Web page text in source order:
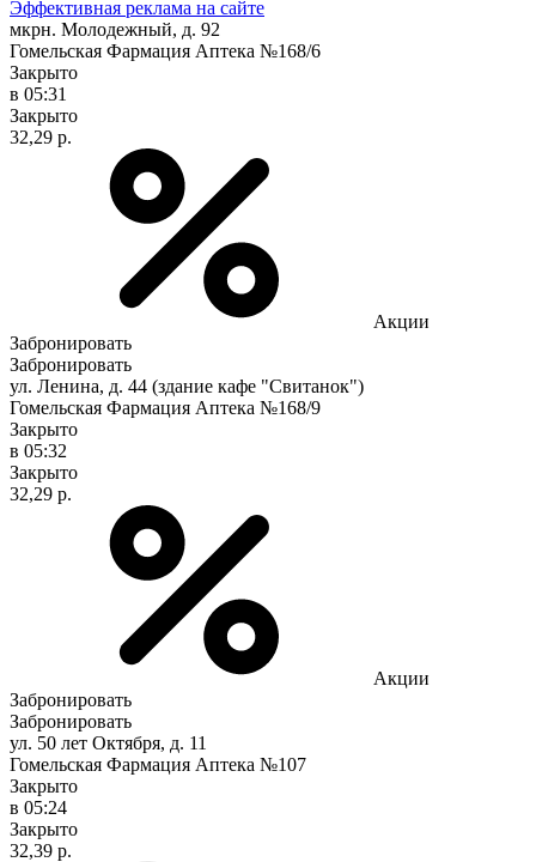
Эффективная реклама на сайте
мкрн. Молодежный, д. 92
Гомельская Фармация Аптека №168/6
Закрыто
в 05:31
Закрыто
32,29 р.
Акции
Забронировать
Забронировать
ул. Ленина, д. 44 (здание кафе "Свитанок")
Гомельская Фармация Аптека №168/9
Закрыто
в 05:32
Закрыто
32,29 р.
Акции
Забронировать
Забронировать
ул. 50 лет Октября, д. 11
Гомельская Фармация Аптека №107
Закрыто
в 05:24
Закрыто
32,39 р.